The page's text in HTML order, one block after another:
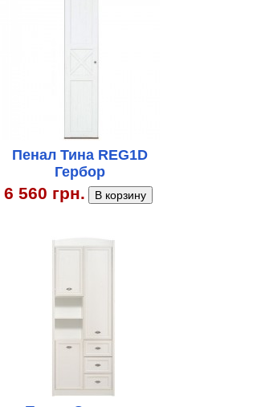
Пенал Тина REG1D
Гербор
6 560 грн.